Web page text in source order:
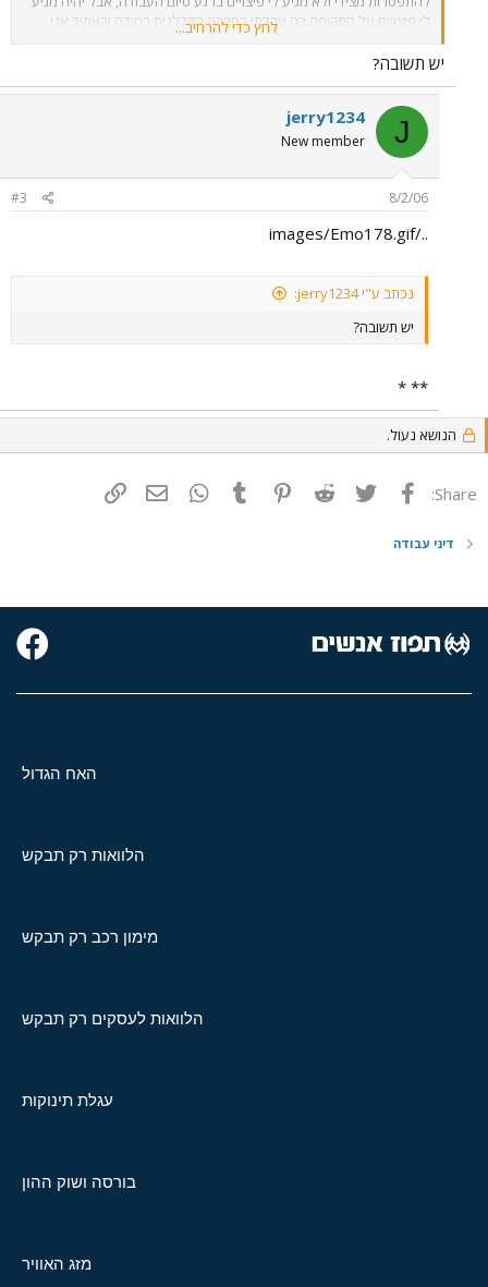
לי פיצויים על התקופה בה עבדתי בחברה הקבלנית במידה ובעתיד אני
יפוטר (יהיה זכאי לפיצויים), שאלתי היא כזאת, כספי הפיטורין נצברו בחברת
הביטוח (ביטוח מנהלים) והקבלן (המעסיק הקודם) הגיש הצהרה
סכום כספי הפיצויין שנצברו עבורי בביטוח המנהלים. אם בעתיד אני עלול
להיות זכאי לפיצוין על תקופה זאת האם מותר לקבלן(המעביד הקודם למשוך
כספים אילו מביטוח המנהלים(כספים שממילא אני יקבל רק בתנאי שמגיע
לי פיצויים)? והרי ואם הקבלן ימשוך את כספי הפיצויים הללו אזי המעסיק
החדש יצטרך לממן פיצויים על תקופה שלא הייתי עובד בחברתו במידה
ויצטרך לתת לי פיצויים על התקופה שעבדתי אצלו. בברכה ירון
לחץ כדי להרחיב...
יש תשובה?
J
jerry1234
New member
8/2/06
#3
../images/Emo178.gif
נכתב ע"י jerry1234:
יש תשובה?
** *
הנושא נעול.
Share: פייסבוק Twitter
Reddit
Pinterest
Tumblr
WhatsAppדואר אלקטרוני
דיני עבודה
האח הגדול
הלוואות רק תבקש
מימון רכב רק תבקש
הלוואות לעסקים רק תבקש
עגלת תינוקות
בורסה ושוק ההון
מזג האוויר